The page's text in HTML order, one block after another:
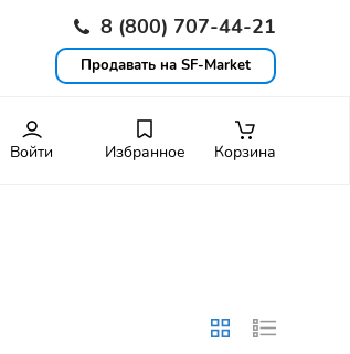
8 (800) 707-44-21
Продавать на SF-Market
Войти Избранное Корзина